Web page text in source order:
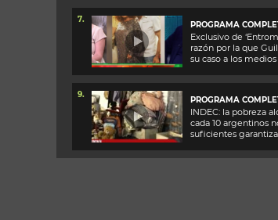
7.
PROGRAMA
Exclusivo de
razón por la que
su caso a los medios
9.
PROGRAMA
INDEC: la pobreza
cada 10 argentinos
suficientes